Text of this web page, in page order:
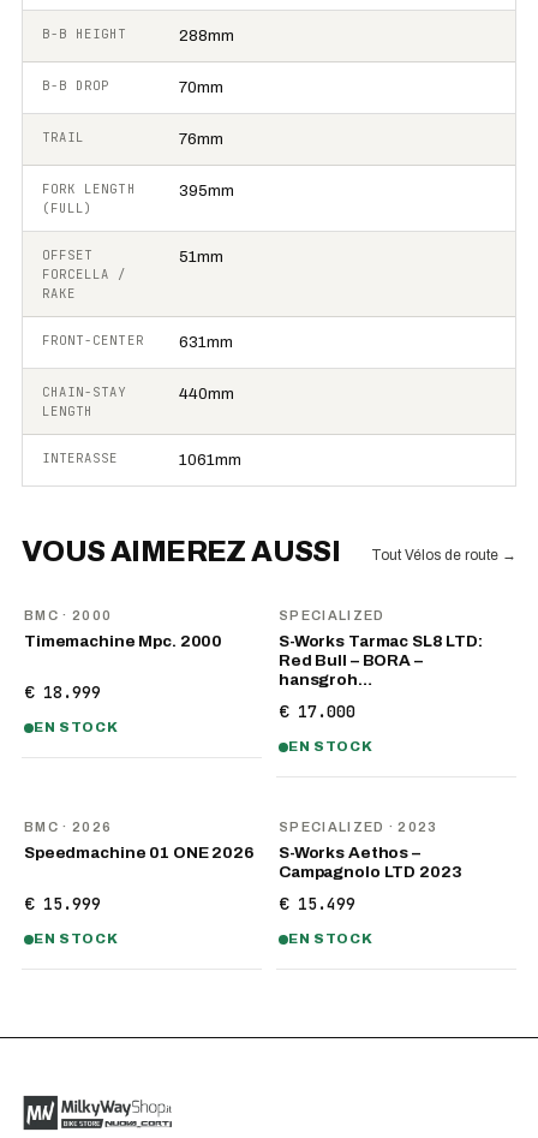
B-B HEIGHT 288mm
B-B DROP 70mm
TRAIL 76mm
FORK LENGTH
(FULL)
395mm
OFFSET
FORCELLA /
RAKE
51mm
FRONT-CENTER 631mm
CHAIN-STAY
LENGTH
440mm
INTERASSE 1061mm
VOUS AIMEREZ AUSSI Tout Vélos de route →
BMC · 2000
Timemachine Mpc. 2000
€ 18.999
EN STOCK
SPECIALIZED
S-Works Tarmac SL8 LTD:
Red Bull – BORA –
hansgroh…
€ 17.000
EN STOCK
BMC · 2026
Speedmachine 01 ONE 2026
€ 15.999
EN STOCK
SPECIALIZED · 2023
S-Works Aethos –
Campagnolo LTD 2023
€ 15.499
EN STOCK